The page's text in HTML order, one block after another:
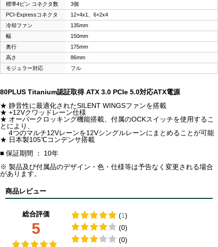
標準4ピン コネクタ数
3個
PCI-Expressコネクタ
12+4x1、6+2x4
冷却ファン
135mm
幅
150mm
奥行
175mm
高さ
86mm
モジュラー対応
フル
80PLUS Titanium認証取得 ATX 3.0 PCIe 5.0対応ATX電源
★ 静音性に最適化されたSILENT WINGSファンを搭載
★ +12Vクワッドレーン仕様
★ オーバークロッキング機能搭載、付属のOCKスイッチを使用するこ
とにより、
4つのマルチ12Vレーンを12Vシングルレーンにまとめることが可能
★ 日本製105℃コンデンサ搭載
■ 保証期間 ： 10年
※ 製品及び付属品のデザイン・色・仕様等は予告なく変更される場合
があります。
商品レビュー
総合評価
5
(1)
(0)
(0)